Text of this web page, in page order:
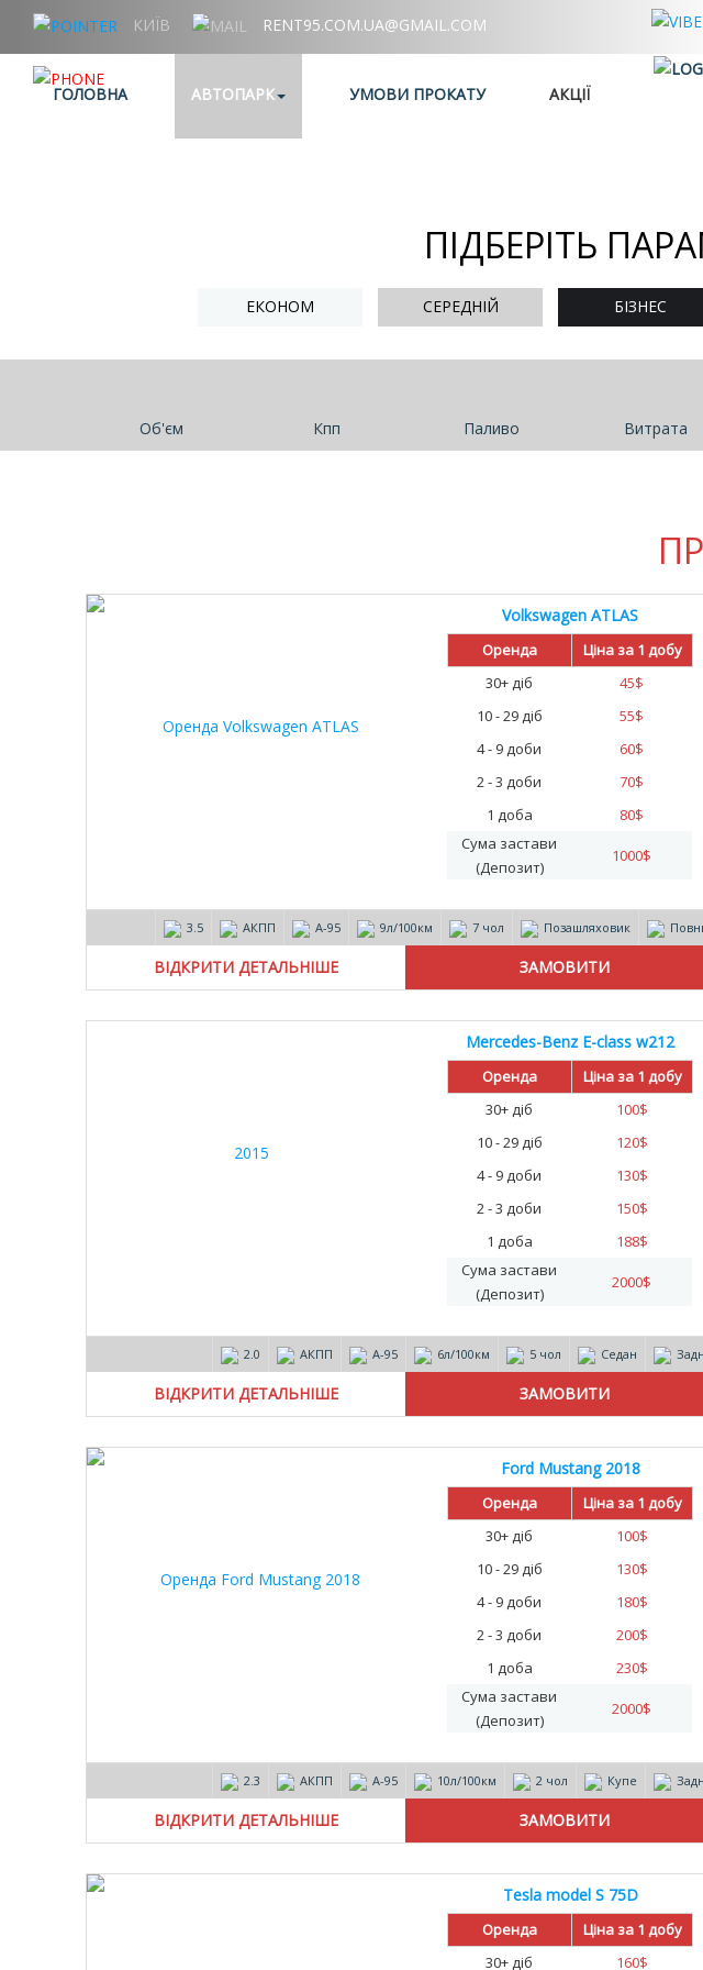
КИЇВ RENT95.COM.UA@GMAIL.COM
ГОЛОВНА
АВТОПАРК УМОВИ ПРОКАТУ АКЦІЇ
ПІДБЕРІТЬ
ЕКОНОМ СЕРЕДНІЙ БІЗНЕС
Об'єм Кпп Паливо Витрата
Volkswagen ATLAS
Оренда
Ціна за 1 добу
30+ діб
45$
10 - 29 діб
55$
4 - 9 доби
60$
2 - 3 доби
70$
1 доба
80$
Сума застави
(Депозит)
1000$
3.5 АКПП А-95 9л/100км 7 чол Позашляховик
ВІДКРИТИ ДЕТАЛЬНІШЕ
Mercedes-Benz E-class w212
AMG 2015
Оренда
Ціна за 1 добу
30+ діб
100$
10 - 29 діб
120$
4 - 9 доби
130$
2 - 3 доби
150$
1 доба
188$
Сума застави
(Депозит)
2000$
2.0 АКПП А-95 6л/100км 5 чол Седан
ВІДКРИТИ ДЕТАЛЬНІШЕ
Ford Mustang 2018
Оренда
Ціна за 1 добу
30+ діб
100$
10 - 29 діб
130$
4 - 9 доби
180$
2 - 3 доби
200$
1 доба
230$
Сума застави
(Депозит)
2000$
2.3 АКПП А-95 10л/100км 2 чол Купе
ВІДКРИТИ ДЕТАЛЬНІШЕ
Tesla model S 75D
Оренда
Ціна за 1 добу
30+ діб
160$